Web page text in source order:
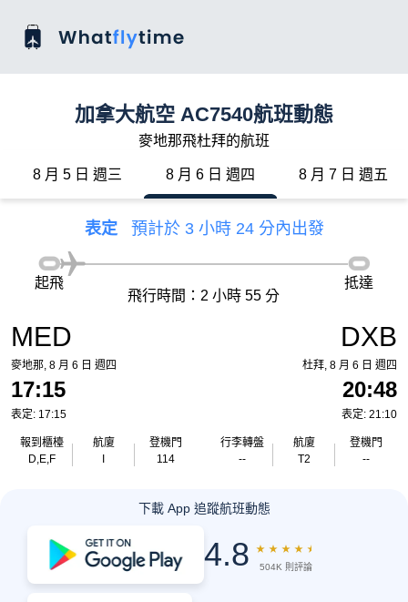
加拿大航空 AC7540航班動態
麥地那飛杜拜的航班
8 月 5 日 週三 8 月 6 日 週四 8 月 7 日 週五
表定 預計於 3 小時 24 分內出發
MED
麥地那, 8 月 6 日 週四
17:15
表定: 17:15
報到櫃檯
D,E,F
航廈
登機門
114
起飛
飛行時間：2 小時 55 分
抵達
DXB
杜拜, 8 月 6 日 週四
20:48
表定: 21:10
行李轉盤
--
航廈
T2
登機門
--
下載 App 追蹤航班動態
4.8 ★ ★ ★ ★ ★
504K 則評論